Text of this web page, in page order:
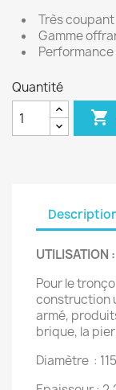
Très coupant
Gamme
Quantité

UTILISATION :
Pour le
construction
armé,
brique, la
Diamètre : 115